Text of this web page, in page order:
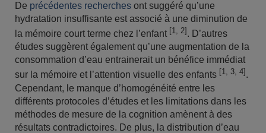
De précédentes recherches ont suggéré qu’une
hydratation insuffisante est associé à une diminution de
la mémoire court terme chez l’enfant [1, 2] . D’autres
études suggèrent également qu’une augmentation de la
consommation d’eau entrainerait un bénéfice immédiat
sur la mémoire et l’attention visuelle des enfants [1, 3, 4] .
Cependant, le manque d’homogénéité entre les
différents protocoles d’études et les limitations dans les
méthodes de mesure de la cognition amènent à des
résultats contradictoires. De plus, la distribution d’eau